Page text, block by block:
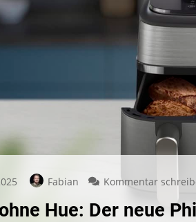
Fabian Kommentar
Hue: Der neue